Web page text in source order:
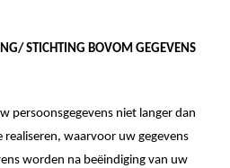
/ STICHTING BOVOM GEGEVENS
persoonsgegevens niet langer dan
waarvoor uw gegevens
worden na beëindiging van uw